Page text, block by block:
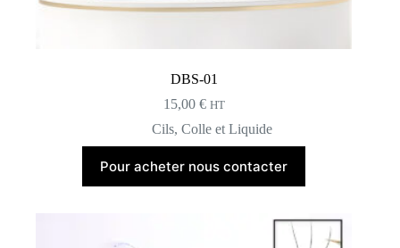
DBS-01
15,00 € HT
Cils, Colle et Liquide
Pour acheter nous contacter